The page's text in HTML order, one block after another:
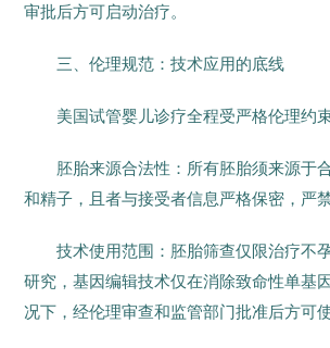
审批后方可启动治疗。
三、伦理规范：技术应用的底线
美国试管婴儿诊疗全程受严格伦理约束
胚胎来源合法性：所有胚胎须来源于
和精子，且者与接受者信息严格保密，严
技术使用范围：胚胎筛查仅限治疗不
研究，基因编辑技术仅在消除致命性单基
况下，经伦理审查和监管部门批准后方可使